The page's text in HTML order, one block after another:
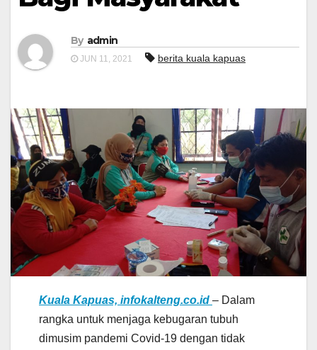
By admin
JUN 11, 2021 berita kuala kapuas
Kuala Kapuas, infokalteng.co.id – Dalam
rangka untuk menjaga kebugaran tubuh
dimusim pandemi Covid-19 dengan tidak